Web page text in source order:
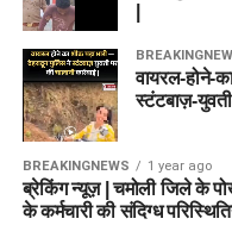
वायरल-होने-
स्टंटबाज़-
BREAKINGNEWS 1 year ago
ब्रेकिंग न्यूज़ | चमोली जिले के
के कर्मचारी की संदिग्ध